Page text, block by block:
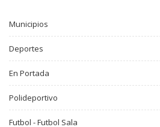
Municipios
Deportes
En Portada
Polideportivo
Futbol - Futbol Sala